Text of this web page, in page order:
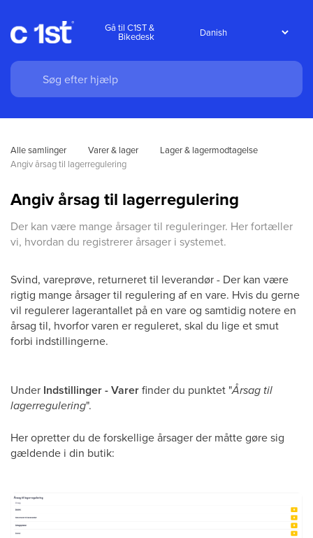
Gå til C1ST &
Bikedesk
Alle samlinger Varer & lager
Lager & lagermodtagelse
Angiv årsag til lagerregulering
Angiv årsag til lagerregulering
Der kan være mange årsager til reguleringer. Her fortæller
vi, hvordan du registrerer årsager i systemet.
Svind, vareprøve, returneret til leverandør - Der kan være
rigtig mange årsager til regulering af en vare. Hvis du gerne
vil regulerer lagerantallet på en vare og samtidig notere en
årsag til, hvorfor varen er reguleret, skal du lige et smut
forbi indstillingerne.
Under Indstillinger - Varerfinder du punktet "Årsag til
lagerregulering".
Her opretter du de forskellige årsager der måtte gøre sig
gældende i din butik: